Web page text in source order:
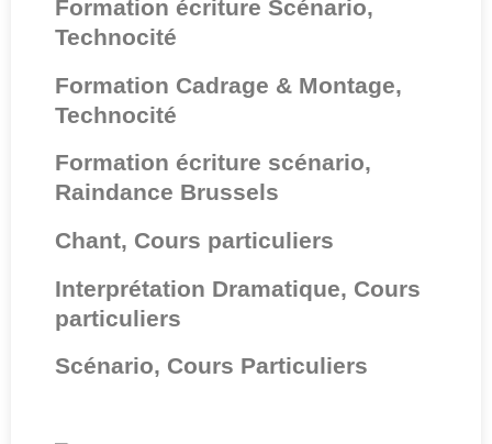
Formation écriture Scénario,
Technocité
Formation Cadrage & Montage,
Technocité
Formation écriture scénario,
Raindance Brussels
Chant, Cours particuliers
Interprétation Dramatique, Cours
particuliers
Scénario, Cours Particuliers